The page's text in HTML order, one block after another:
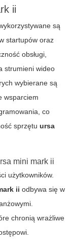
ii
są
startupów oraz
obsługi,
strumieni wideo
wybierane są
wsparciem
co
sprzętu ursa
mini mark ii
użytkowników.
ii odbywa się w
chronią wrażliwe